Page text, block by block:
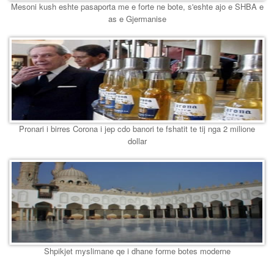
Mesoni kush eshte pasaporta me e forte ne bote, s'eshte ajo e SHBA e
as e Gjermanise
Pronari i birres Corona i jep cdo banori te fshatit te tij nga 2 milione
dollar
Shpikjet myslimane qe i dhane forme botes moderne